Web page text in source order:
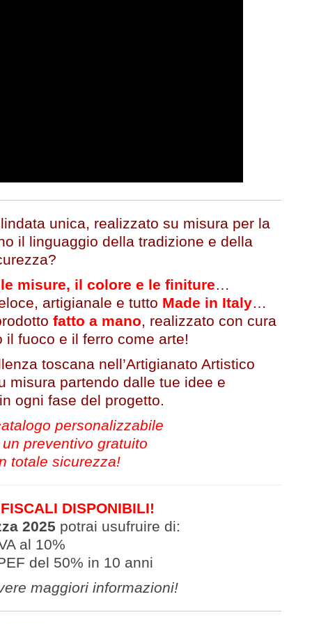
unica, realizzato su misura per la
il linguaggio della tradizione e della
misure, il colore e le finiture…
artigianale e tutto Made in Italy…
fatto a mano, realizzato con cura
fuoco e il ferro come arte!
toscana nell’Artigianato Artistico
misura partendo dalle tue idee e
ogni fase del progetto.
personalizzabile
preventivo gratuito
totale sicurezza!
DISPONIBILI!
2025 potrai usufruire di:
al 10%
del 50% in 10 anni
maggiori informazioni!